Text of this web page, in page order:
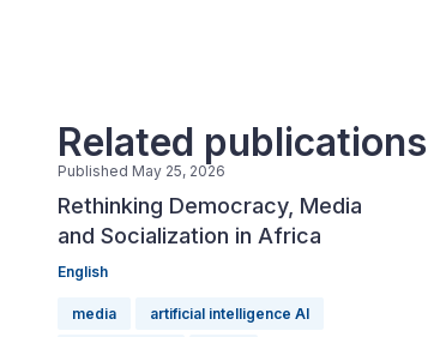
Related publications
Published May 25, 2026
Rethinking Democracy, Media
and Socialization in Africa
English
media artificial intelligence AI